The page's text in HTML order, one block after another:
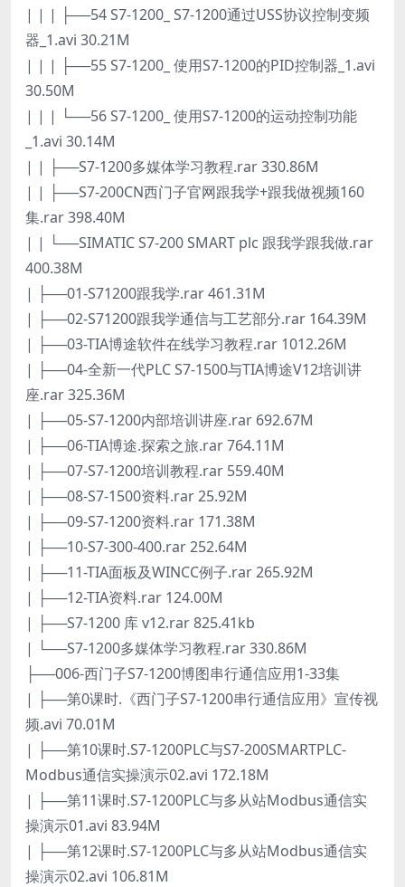
| | | ├──54 S7-1200_ S7-1200通过USS协议控制变频
器_1.avi 30.21M
| | | ├──55 S7-1200_ 使用S7-1200的PID控制器_1.avi
30.50M
| | | └──56 S7-1200_ 使用S7-1200的运动控制功能
_1.avi 30.14M
| | ├──S7-1200多媒体学习教程.rar 330.86M
| | ├──S7-200CN西门子官网跟我学+跟我做视频160
集.rar 398.40M
| | └──SIMATIC S7-200 SMART plc 跟我学跟我做.rar
400.38M
| ├──01-S71200跟我学.rar 461.31M
| ├──02-S71200跟我学通信与工艺部分.rar 164.39M
| ├──03-TIA博途软件在线学习教程.rar 1012.26M
| ├──04-全新一代PLC S7-1500与TIA博途V12培训讲
座.rar 325.36M
| ├──05-S7-1200内部培训讲座.rar 692.67M
| ├──06-TIA博途.探索之旅.rar 764.11M
| ├──07-S7-1200培训教程.rar 559.40M
| ├──08-S7-1500资料.rar 25.92M
| ├──09-S7-1200资料.rar 171.38M
| ├──10-S7-300-400.rar 252.64M
| ├──11-TIA面板及WINCC例子.rar 265.92M
| ├──12-TIA资料.rar 124.00M
| ├──S7-1200 库 v12.rar 825.41kb
| └──S7-1200多媒体学习教程.rar 330.86M
├──006-西门子S7-1200博图串行通信应用1-33集
| ├──第0课时.《西门子S7-1200串行通信应用》宣传视
频.avi 70.01M
| ├──第10课时.S7-1200PLC与S7-200SMARTPLC-
Modbus通信实操演示02.avi 172.18M
| ├──第11课时.S7-1200PLC与多从站Modbus通信实
操演示01.avi 83.94M
| ├──第12课时.S7-1200PLC与多从站Modbus通信实
操演示02.avi 106.81M